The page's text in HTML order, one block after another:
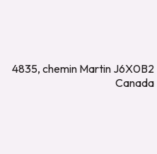
4835, chemin Martin J6X0B2
Canada